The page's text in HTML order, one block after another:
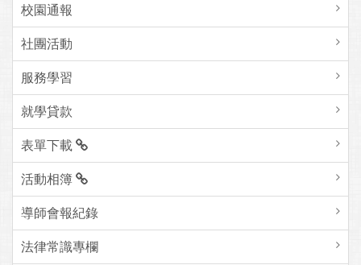
校園通報
社團活動
服務學習
就學貸款
表單下載
活動相簿
導師會報紀錄
法律常識專欄